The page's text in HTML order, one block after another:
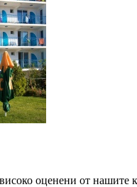
оценени от нашите